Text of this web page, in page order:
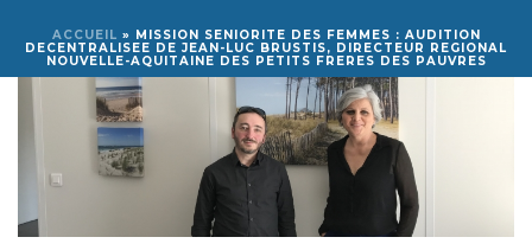
ACCUEIL » MISSION SENIORITE DES FEMMES : AUDITION
DECENTRALISEE DE JEAN-LUC BRUSTIS, DIRECTEUR REGIONAL
NOUVELLE-AQUITAINE DES PETITS FRERES DES PAUVRES